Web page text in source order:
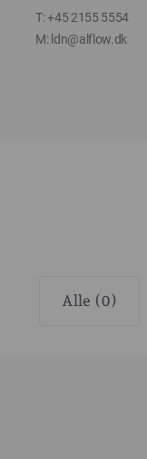
T: +45 2155 5554
M: ldn@alflow.dk
Alle (0)